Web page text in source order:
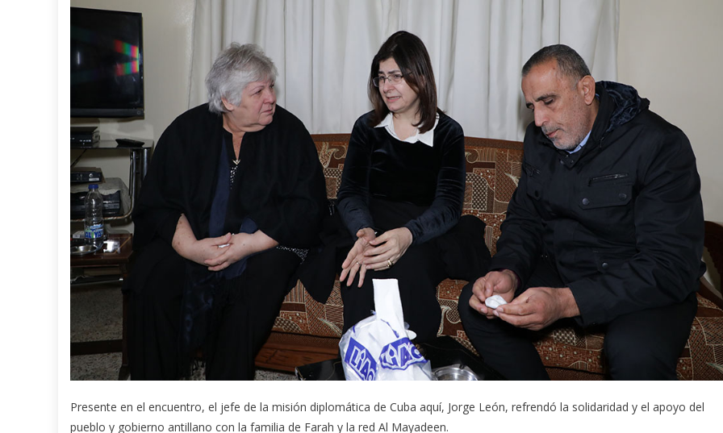
Presente en el encuentro, el jefe de la misión diplomática de Cuba aquí, Jorge León, refrendó la solidaridad y el apoyo del
pueblo y gobierno antillano con la familia de Farah y la red Al Mayadeen.